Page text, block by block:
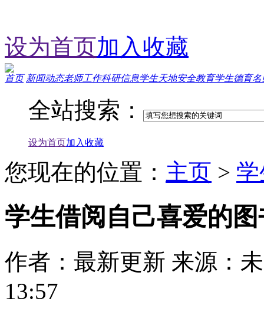
设为首页加入收藏
首页 新闻动态老师工作科研信息学生天地安全教育学生德育名
全站搜索：
您现在的位置： 主页 >
学生借阅自己喜爱的
作者：最新更新 来源：
13:57